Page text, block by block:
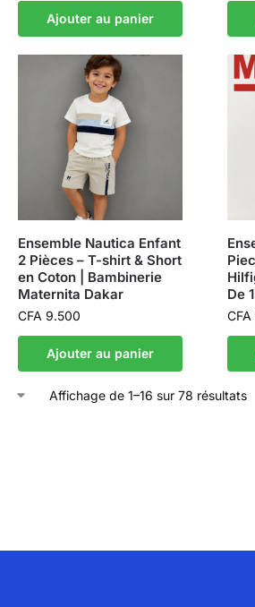
Ajouter au panier
Ensemble Nautica Enfant
2 Pièces – T-shirt & Short
en Coton | Bambinerie
Maternita Dakar
CFA 9.500
Ajouter au panier
De
CFA
Affichage de 1–16 sur 78 résultats